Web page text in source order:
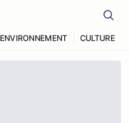
ENVIRONNEMENT CULTURE